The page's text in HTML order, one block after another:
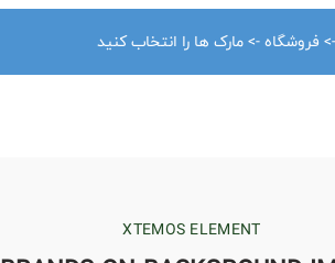
فروشگاه -> مارک ها را انتخاب کنید
XTEMOS ELEMENT